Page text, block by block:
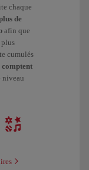
chaque
de
afin que
plus
cumulés
comptent
niveau